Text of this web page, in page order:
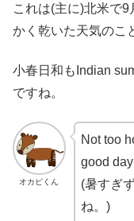
これは(主に)北米で
かく乾いた天気のこ
小春日和もIndian
ですね。
オカピくん
Not too
good
(暑すぎ
ね。)